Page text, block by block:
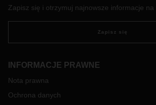
Zapisz się i otrzymuj najnowsze informacje na
Zapisz się
INFORMACJE PRAWNE
Nota prawna
Ochrona danych